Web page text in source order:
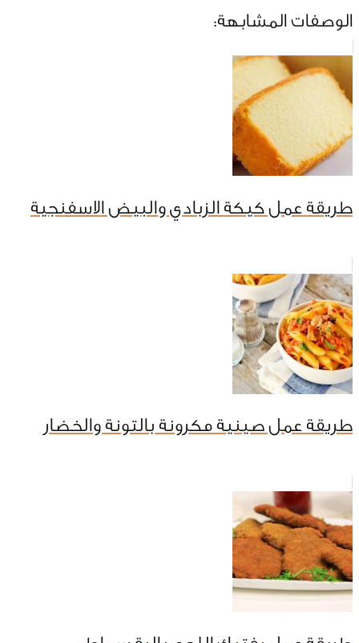
الوصفات المشابهة:
طريقة عمل كيكة الزبادي والبيض الاسفنجية
طريقة عمل صينية مكرونة بالتونة والخضار